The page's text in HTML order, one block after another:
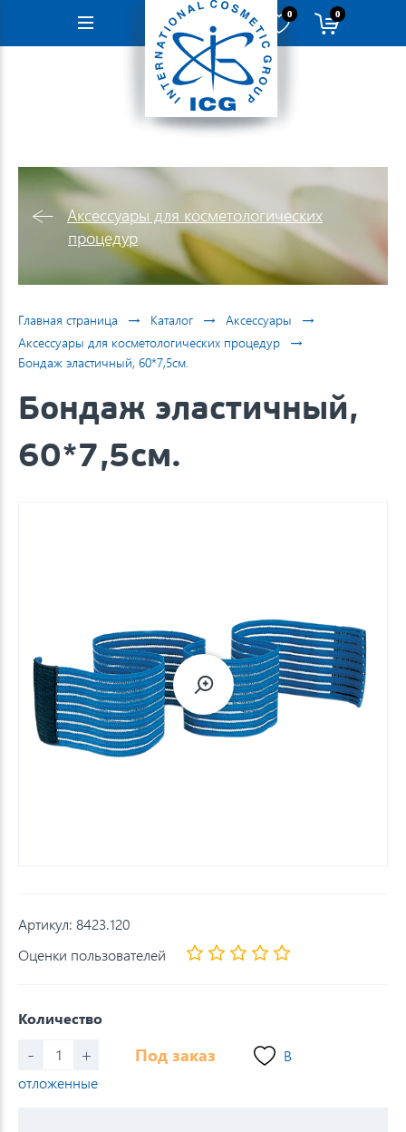
Навигация
0 0
Аксессуары для косметологических
процедур
Главная страница → Каталог → Аксессуары →
Аксессуары для косметологических процедур →
Бондаж эластичный, 60*7,5см.
Бондаж эластичный,
60*7,5см.
Артикул: 8423.120
Оценки пользователей
Количество
- + Под заказ
В
отложенные